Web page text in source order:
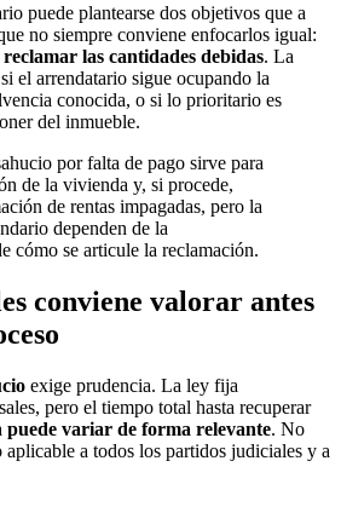
puede plantearse dos objetivos que a
no siempre conviene enfocarlos igual:
reclamar las cantidades debidas. La
el arrendatario sigue ocupando la
conocida, o si lo prioritario es
del inmueble.
por falta de pago sirve para
de la vivienda y, si procede,
de rentas impagadas, pero la
dependen de la
cómo se articule la reclamación.
conviene valorar antes
exige prudencia. La ley fija
pero el tiempo total hasta recuperar
puede variar de forma relevante. No
a todos los partidos judiciales y a